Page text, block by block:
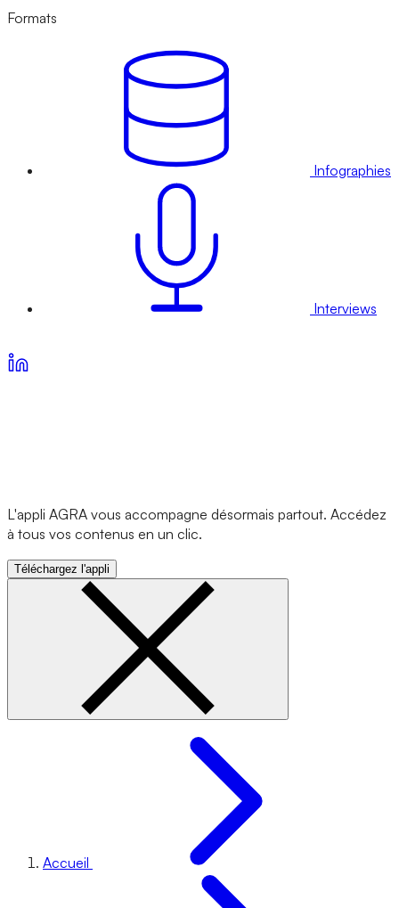
Formats
Infographies
Interviews
L'appli AGRA vous accompagne désormais partout. Accédez
à tous vos contenus en un clic.
Téléchargez l'appli
Accueil